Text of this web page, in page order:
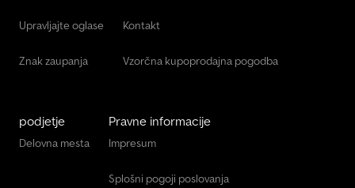
Upravljajte oglase
Znak zaupanja
Kontakt
Vzorčna kupoprodajna pogodba
podjetje
Delovna mesta
Pravne informacije
Impresum
Splošni pogoji poslovanja